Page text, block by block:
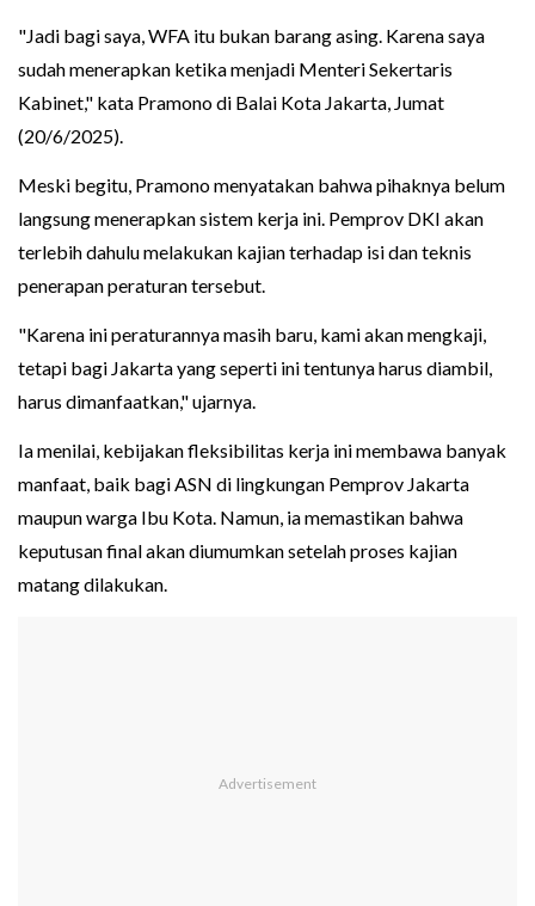
"Jadi bagi saya, WFA itu bukan barang asing. Karena saya
sudah menerapkan ketika menjadi Menteri Sekertaris
Kabinet," kata Pramono di Balai Kota Jakarta, Jumat
(20/6/2025).
Meski begitu, Pramono menyatakan bahwa pihaknya belum
langsung menerapkan sistem kerja ini. Pemprov DKI akan
terlebih dahulu melakukan kajian terhadap isi dan teknis
penerapan peraturan tersebut.
"Karena ini peraturannya masih baru, kami akan mengkaji,
tetapi bagi Jakarta yang seperti ini tentunya harus diambil,
harus dimanfaatkan," ujarnya.
Ia menilai, kebijakan fleksibilitas kerja ini membawa banyak
manfaat, baik bagi ASN di lingkungan Pemprov Jakarta
maupun warga Ibu Kota. Namun, ia memastikan bahwa
keputusan final akan diumumkan setelah proses kajian
matang dilakukan.